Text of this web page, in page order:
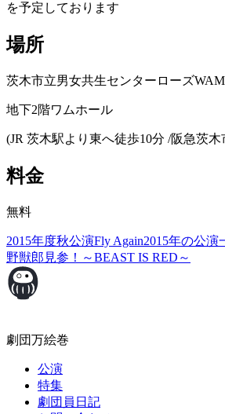
を予定しております
場所
茨木市立男女共生センターローズWAM
地下2階ワムホール
(JR 茨木駅より東へ徒歩10分 /阪急茨
料金
無料
2015年度秋公演Fly Again2015年の公演
野獣郎見参！～BEAST IS RED～
劇団万絵巻
公演
特集
劇団員日記